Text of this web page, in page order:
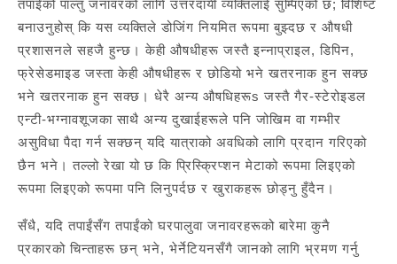
तपाईंको पाल्तु जनावरको लागि उत्तरदायी व्यक्तिलाई सुम्पिएको छ; विशिष्ट
बनाउनुहोस् कि यस व्यक्तिले डोजिंग नियमित रूपमा बुझ्दछ र औषधी
प्रशासनले सहजै हुन्छ। केही औषधीहरू जस्तै इन्नाप्राइल, डिपिन,
फ्रेसेडमाइड जस्ता केही औषधीहरू र छोडियो भने खतरनाक हुन सक्छ
भने खतरनाक हुन सक्छ। धेरै अन्य औषधिहरूs जस्तै गैर-स्टेरोइडल
एन्टी-भग्नावशूजका साथै अन्य दुखाईहरूले पनि जोखिम वा गम्भीर
असुविधा पैदा गर्न सक्छन् यदि यात्राको अवधिको लागि प्रदान गरिएको
छैन भने। तल्लो रेखा यो छ कि प्रिस्क्रिप्शन मेटाको रूपमा लिइएको
रूपमा लिइएको रूपमा पनि लिनुपर्दछ र खुराकहरू छोड्नु हुँदैन।
सँधै, यदि तपाईंसँग तपाईंको घरपालुवा जनावरहरूको बारेमा कुनै
प्रकारको चिन्ताहरू छन् भने, भेर्नेटियनसँगै जानको लागि भ्रमण गर्नु